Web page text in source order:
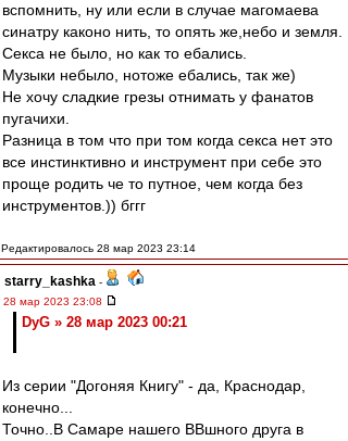
вспомнить, ну или если в случае магомаева
синатру каконо нить, то опять же,небо и земля.
Секса не было, но как то ебались.
Музыки небыло, нотоже ебались, так же)
Не хочу сладкие грезы отнимать у фанатов
пугачихи.
Разница в том что при том когда секса нет это
все инстинктивно и инструмент при себе это
проще родить че то путное, чем когда без
инструментов.)) бггг
Редактировалось 28 мар 2023 23:14
starry_kashka -
28 мар 2023 23:08
DyG » 28 мар 2023 00:21
Из серии "Догоняя Книгу" - да, Краснодар,
конечно...
Точно..В Самаре нашего ВВшного друга в